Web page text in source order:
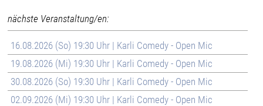
nächste Veranstaltung/en:
16.08.2026 (So) 19:30 Uhr | Karli Comedy - Open Mic
19.08.2026 (Mi) 19:30 Uhr | Karli Comedy - Open Mic
30.08.2026 (So) 19:30 Uhr | Karli Comedy - Open Mic
02.09.2026 (Mi) 19:30 Uhr | Karli Comedy - Open Mic